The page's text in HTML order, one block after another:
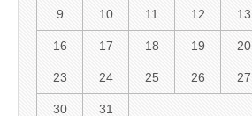
9 10 11 12 13
16 17 18 19 20
23 24 25 26 27
30 31